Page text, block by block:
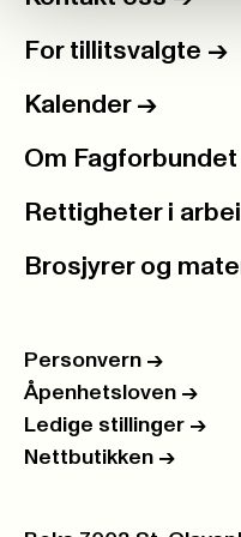
For tillitsvalgte ->
Kalender ->
Om Fagforbundet
Rettigheter i
Brosjyrer og
Personvern ->
Åpenhetsloven ->
Ledige stillinger ->
Nettbutikken ->